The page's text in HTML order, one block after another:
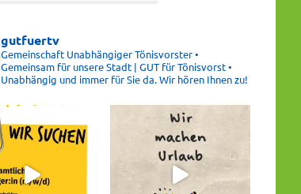
gutfuertv
Gemeinschaft Unabhängiger Tönisvorster •
Gemeinsam für unsere Stadt | GUT für Tönisvorst •
Unabhängig und immer für Sie da. Wir hören Ihnen zu!